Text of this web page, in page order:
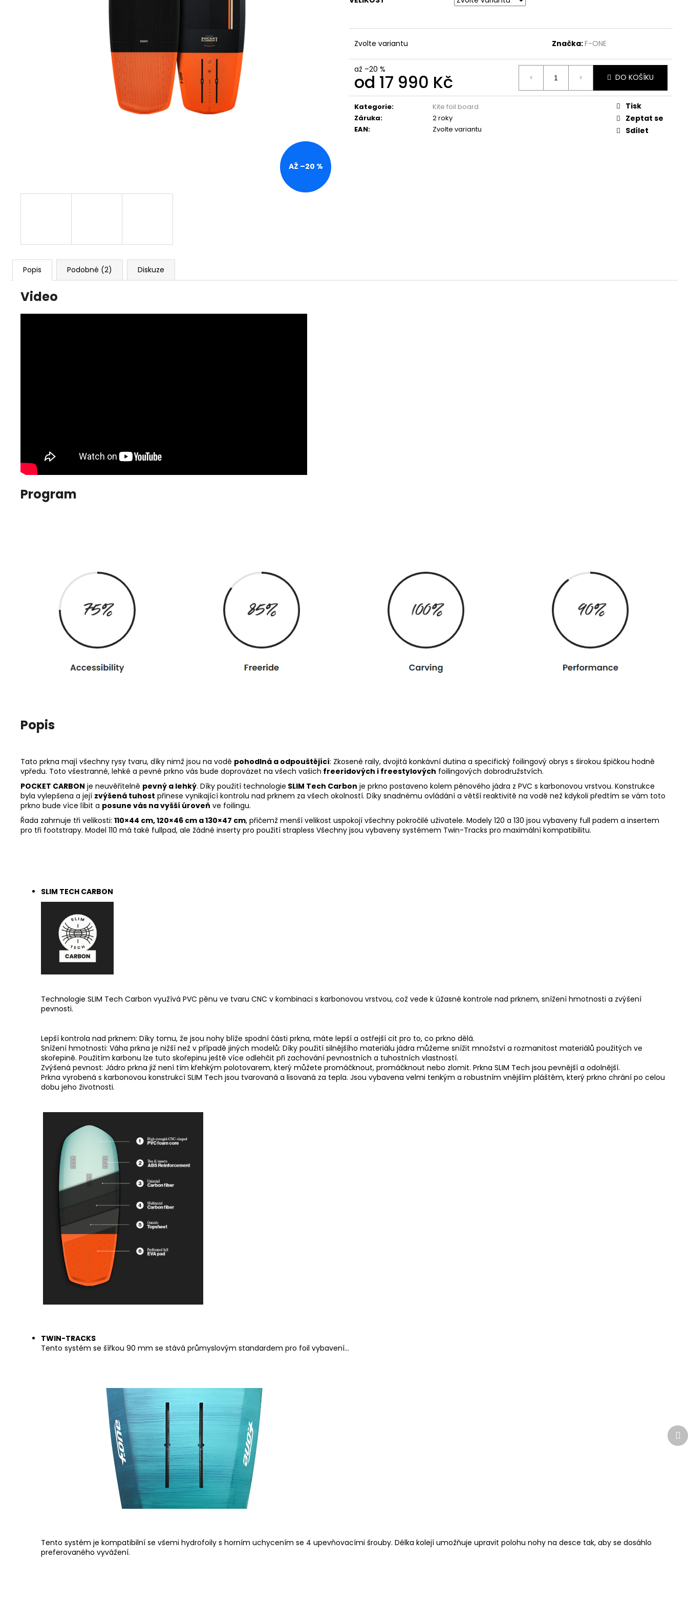
Zvolte variantu Značka:F-ONE
až –20 %
od 17 990 Kč
Měrná
cena:
DO KOŠÍKU
Kategorie:
Kite foil board
Záruka:
2 roky
EAN: Zvolte variantu
Tisk
Zeptat se
Sdílet
AŽ –20 %
Popis Podobné (2) Diskuze
Video
Program
Popis
Tato prkna mají všechny rysy tvaru, díky nimž jsou na vodě pohodlná a odpouštějící: Zkosené raily, dvojitá konkávní dutina a specifický foilingový obrys s širokou špičkou hodně
vpředu. Toto všestranné, lehké a pevné prkno vás bude doprovázet na všech vašich freeridových i freestylových foilingových dobrodružstvích.
POCKET CARBON je neuvěřitelně pevný a lehký. Díky použití technologie SLIM Tech Carbon je prkno postaveno kolem pěnového jádra z PVC s karbonovou vrstvou. Konstrukce
byla vylepšena a její zvýšená tuhost přinese vynikající kontrolu nad prknem za všech okolností. Díky snadnému ovládání a větší reaktivitě na vodě než kdykoli předtím se vám toto
prkno bude více líbit a posune vás na vyšší úroveň ve foilingu.
Řada zahrnuje tři velikosti: 110×44 cm, 120×46 cm a 130×47 cm, přičemž menší velikost uspokojí všechny pokročilé uživatele. Modely 120 a 130 jsou vybaveny full padem a insertem
pro tři footstrapy. Model 110 má také fullpad, ale žádné inserty pro použití strapless Všechny jsou vybaveny systémem Twin-Tracks pro maximální kompatibilitu.
SLIM TECH CARBON
Technologie SLIM Tech Carbon využívá PVC pěnu ve tvaru CNC v kombinaci s karbonovou vrstvou, což vede k úžasné kontrole nad prknem, snížení hmotnosti a zvýšení
pevnosti.
Lepší kontrola nad prknem: Díky tomu, že jsou nohy blíže spodní části prkna, máte lepší a ostřejší cit pro to, co prkno dělá.
Snížení hmotnosti: Váha prkna je nižší než v případě jiných modelů: Díky použití silnějšího materiálu jádra můžeme snížit množství a rozmanitost materiálů použitých ve
skořepině. Použitím karbonu lze tuto skořepinu ještě více odlehčit při zachování pevnostních a tuhostních vlastností.
Zvýšená pevnost: Jádro prkna již není tím křehkým polotovarem, který můžete promáčknout, promáčknout nebo zlomit. Prkna SLIM Tech jsou pevnější a odolnější.
Prkna vyrobená s karbonovou konstrukcí SLIM Tech jsou tvarovaná a lisovaná za tepla. Jsou vybavena velmi tenkým a robustním vnějším pláštěm, který prkno chrání po celou
dobu jeho životnosti.
TWIN-TRACKS
Tento systém se šířkou 90 mm se stává průmyslovým standardem pro foil vybavení...
Tento systém je kompatibilní se všemi hydrofoily s horním uchycením se 4 upevňovacími šrouby. Délka kolejí umožňuje upravit polohu nohy na desce tak, aby se dosáhlo
preferovaného vyvážení.